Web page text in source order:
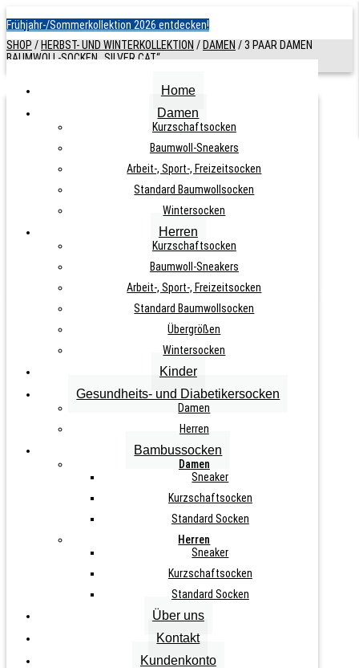
Frühjahr-/Sommerkollektion 2026 entdecken!
Home
Damen
Kurzschaftsocken
Baumwoll-Sneakers
Arbeit-, Sport-, Freizeitsocken
Standard Baumwollsocken
Wintersocken
Herren
Kurzschaftsocken
Baumwoll-Sneakers
Arbeit-, Sport-, Freizeitsocken
Standard Baumwollsocken
Übergrößen
Wintersocken
Kinder
Gesundheits- und Diabetikersocken
Damen
Herren
Bambussocken
Damen
Sneaker
Kurzschaftsocken
Standard Socken
Herren
Sneaker
Kurzschaftsocken
Standard Socken
Über uns
Kontakt
Kundenkonto
SHOP / HERBST- UND WINTERKOLLEKTION / DAMEN /3 PAAR DAMEN
BAUMWOLL-SOCKEN „SILVER CAT“
3 PAAR DAMEN BAUMWOLL-SOCKEN
„SILVER CAT“
BAUMWOLLSOCKEN
Nicht vorrätig
9,50
inkl. MwSt., zzgl.
Nicht vorrätig
Zurücksetzen
IN DEN WARENKORB
hellgrau, grau, anthrazit
extra feine Maschenqualität